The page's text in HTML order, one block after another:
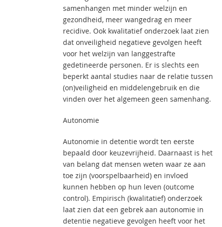
samenhangen met minder welzijn en
gezondheid, meer wangedrag en meer
recidive. Ook kwalitatief onderzoek laat zien
dat onveiligheid negatieve gevolgen heeft
voor het welzijn van langgestrafte
gedetineerde personen. Er is slechts een
beperkt aantal studies naar de relatie tussen
(on)veiligheid en middelengebruik en die
vinden over het algemeen geen samenhang.
Autonomie
Autonomie in detentie wordt ten eerste
bepaald door keuzevrijheid. Daarnaast is het
van belang dat mensen weten waar ze aan
toe zijn (voorspelbaarheid) en invloed
kunnen hebben op hun leven (outcome
control). Empirisch (kwalitatief) onderzoek
laat zien dat een gebrek aan autonomie in
detentie negatieve gevolgen heeft voor het